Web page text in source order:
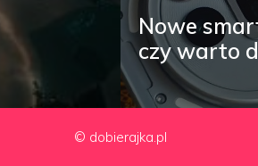
Nowe
czy warto
© dobierajka.pl